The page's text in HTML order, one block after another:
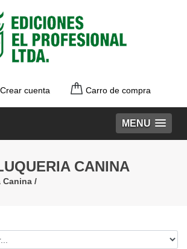
Crear cuenta Carro de compra
MENU
CANINA
Canina /